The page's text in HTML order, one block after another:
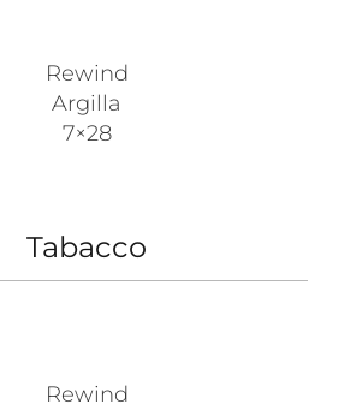
Rewind
Argilla
7×28
Tabacco
Rewind